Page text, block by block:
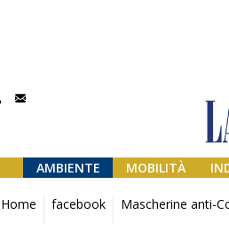
AMBIENTE MOBILITÀ
Home facebook Mascherine anti-